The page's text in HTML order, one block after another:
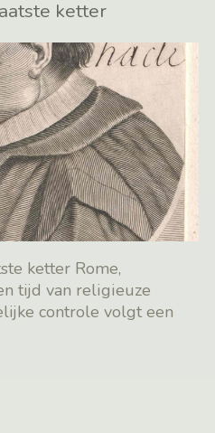
ketter
ketter Rome,
tijd van religieuze
controle volgt een